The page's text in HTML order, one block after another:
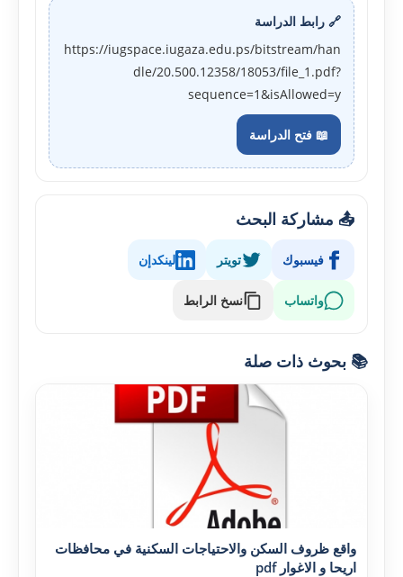
🔗 رابط الدراسة
https://iugspace.iugaza.edu.ps/bitstream/han
dle/20.500.12358/18053/file_1.pdf?
sequence=1&isAllowed=y
📖 فتح الدراسة
📤 مشاركة البحث
فيسبوك تويتر لينكدإن
واتساب نسخ الرابط
📚 بحوث ذات صلة
واقع ظروف السكن والاحتياجات السكنية في محافظات
اريحا و الاغوار pdf